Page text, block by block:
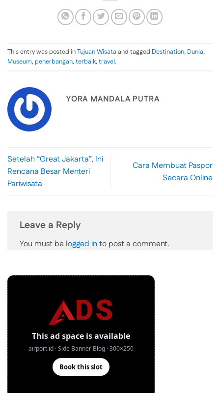
This entry was posted inTujuan Wisataand tagged Destination, Dunia,
Museum,penerbangan,terbaik,travel.
YORA MANDALA PUTRA
Setelah “Great Jakarta”, Ini
Rencana Besar Menteri
Pariwisata
Cara Membuat Paspor
Secara Online
Leave a Reply
You must be logged in to post a comment.